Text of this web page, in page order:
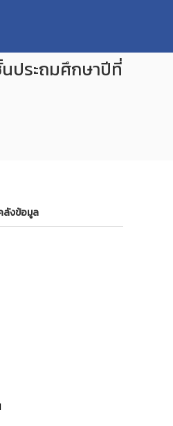
ประถมศึกษาปีที่
ลังข้อมูล